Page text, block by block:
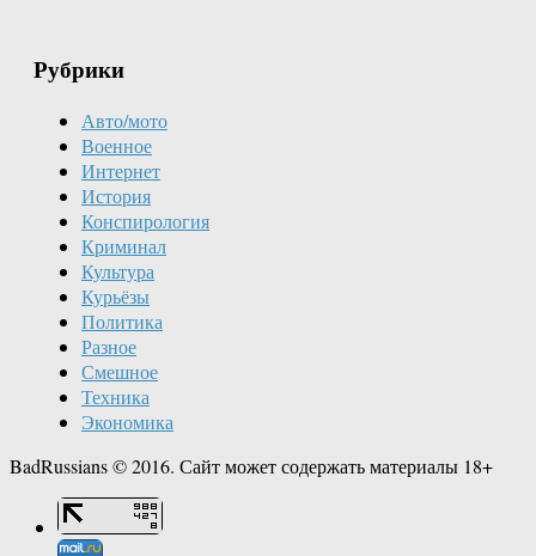
Рубрики
Авто/мото
Военное
Интернет
История
Конспирология
Криминал
Культура
Курьёзы
Политика
Разное
Смешное
Техника
Экономика
BadRussians © 2016. Сайт может содержать материалы 18+